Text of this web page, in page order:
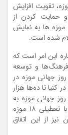
تقویت افزایش
حمایت کردن از
موزه ها به نمایش
شده است.
این امر است که
و توسعه
جهانی موزه در
در کنیا تا ده‌ها هزار
جهانی موزه به
دلیل همه‌گیری کرونا و خانه‌نشینی ناشی از آن، با تعطیلی ۱۸ موزه
از این اتفاق